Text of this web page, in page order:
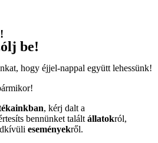
be!
hogy éjjel-nappal együtt lehessünk!
, kérj dalt a
bennünket talált állatokról,
eseményekről.